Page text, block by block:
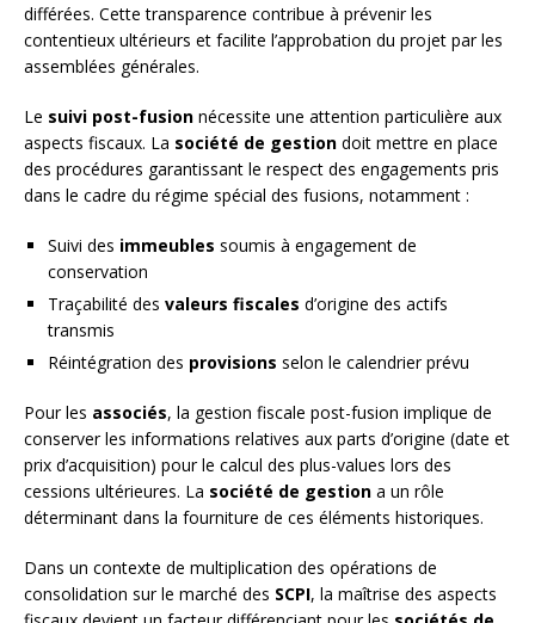
différées. Cette transparence contribue à prévenir les
contentieux ultérieurs et facilite l’approbation du projet par les
assemblées générales.
Le suivi post-fusion nécessite une attention particulière aux
aspects fiscaux. La société de gestion doit mettre en place
des procédures garantissant le respect des engagements pris
dans le cadre du régime spécial des fusions, notamment :
Suivi des immeubles soumis à engagement de
conservation
Traçabilité des valeurs fiscales d’origine des actifs
transmis
Réintégration des provisions selon le calendrier prévu
Pour les associés, la gestion fiscale post-fusion implique de
conserver les informations relatives aux parts d’origine (date et
prix d’acquisition) pour le calcul des plus-values lors des
cessions ultérieures. La société de gestion a un rôle
déterminant dans la fourniture de ces éléments historiques.
Dans un contexte de multiplication des opérations de
consolidation sur le marché des SCPI, la maîtrise des aspects